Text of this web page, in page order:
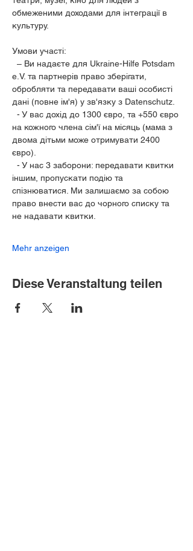
обмеженими доходами для інтеграції в
культуру.
Умови участі:
e.V. та партнерів право зберігати,
обробляти та передавати ваші особисті
дані (повне ім'я) у зв'язку з Datenschutz.
на кожного члена сім'ї на місяць (мама з
двома дітьми може отримувати 2400
євро).
іншим, пропускати подію та
спізнюватися. Ми залишаємо за собою
право внести вас до чорного списку та
не надавати квитки.
Mehr anzeigen
Diese Veranstaltung teilen